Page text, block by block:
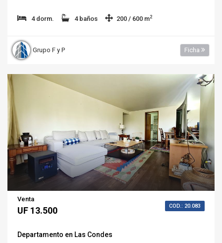
4 dorm. 4 baños 200 / 600 m2
Grupo F y P Ficha
Venta
UF 13.500 COD.: 20.083
Departamento en Las Condes